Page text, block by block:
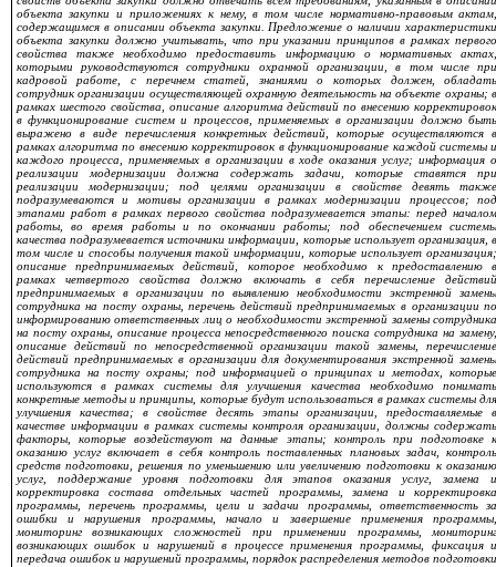
объекта закупки и приложениях к нему, в том числе нормативно-правовым
содержащимся в описании объекта закупки. Предложение о наличии
объекта закупки должно учитывать, что при указании принципов в рамках
свойства также необходимо предоставить информацию о нормативных
которыми руководствуются сотрудники охранной организации, в том числе
кадровой работе, с перечнем статей, знаниями о которых должен,
сотрудник организации осуществляющей охранную деятельность на объекте охраны;
рамках шестого свойства, описание алгоритма действий по внесению
в функционирование систем и процессов, применяемых в организации должно
выражено в виде перечисления конкретных действий, которые осуществляются
рамках алгоритма по внесению корректировок в функционирование каждой системы
каждого процесса, применяемых в организации в ходе оказания услуг; информация
реализации модернизации должна содержать задачи, которые ставятся
реализации модернизации; под целями организации в свойстве девять
подразумеваются и мотивы организации в рамках модернизации процессов;
этапами работ в рамках первого свойства подразумевается этапы: перед
работы, во время работы и по окончании работы; под обеспечением
качества подразумевается источники информации, которые использует организация,
том числе и способы получения такой информации, которые использует
описание предпринимаемых действий, которое необходимо к предоставлению
рамках четвертого свойства должно включать в себя перечисление
предпринимаемых в организации по выявлению необходимости экстренной
сотрудника на посту охраны, перечень действий предпринимаемых в организации
информированию ответственных лиц о необходимости экстренной замены
на посту охраны, описание процесса непосредственного поиска сотрудника на
описание действий по непосредственной организации такой замены,
действий предпринимаемых в организации для документирования экстренной
сотрудника на посту охраны; под информацией о принципах и методах,
используются в рамках системы для улучшения качества необходимо
конкретные методы и принципы, которые будут использоваться в рамках системы
улучшения качества; в свойстве десять этапы организации, предоставляемые
качестве информации в рамках системы контроля организации, должны
факторы, которые воздействуют на данные этапы; контроль при подготовке
оказанию услуг включает в себя контроль поставленных плановых задач,
средств подготовки, решения по уменьшению или увеличению подготовки к
услуг, поддержание уровня подготовки для этапов оказания услуг, замена
корректировка состава отдельных частей программы, замена и
программы, перечень программы, цели и задачи программы, ответственность
ошибки и нарушения программы, начало и завершение применения
мониторинг возникающих сложностей при применении программы,
возникающих ошибок и нарушений в процессе применения программы, фиксация
передача ошибок и нарушений программы, порядок распределения методов